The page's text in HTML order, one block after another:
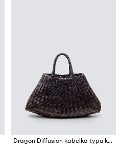
Dragon Diffusion kabelka typu košík dámska pletená